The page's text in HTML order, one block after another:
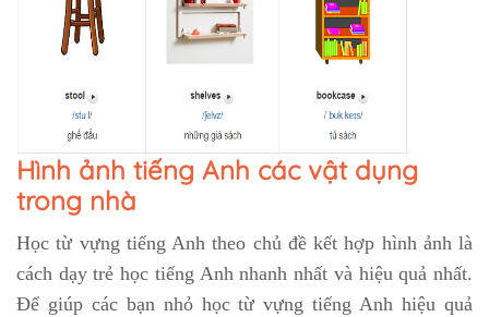
Hình ảnh tiếng Anh các vật dụng
trong nhà
Học từ vựng tiếng Anh theo chủ đề kết hợp hình ảnh là
cách dạy trẻ học tiếng Anh nhanh nhất và hiệu quả nhất.
Để giúp các bạn nhỏ học từ vựng tiếng Anh hiệu quả